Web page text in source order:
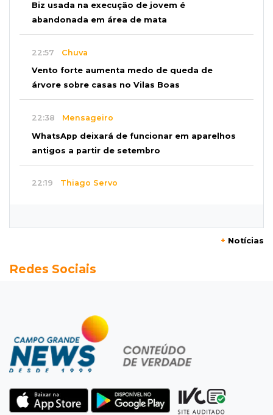
Biz usada na execução de jovem é
abandonada em área de mata
22:57 Chuva
Vento forte aumenta medo de queda de
árvore sobre casas no Vilas Boas
22:38 Mensageiro
WhatsApp deixará de funcionar em aparelhos
antigos a partir de setembro
22:19 Thiago Servo
Semana vai começar com 909 novas
Flagrante
Motorista atinge carro parado, perde
retrovisor e foge no Jardim Antártica
“Sinto que ela está por perto”, diz mãe de
bebê desaparecida
+ Notícias
Redes Sociais